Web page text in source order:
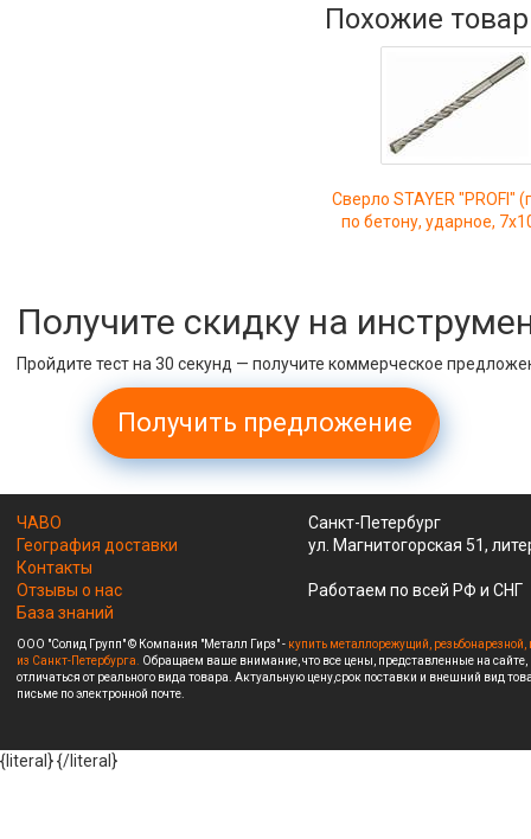
Похожие
Сверло STAYER "PROFI"
по бетону, ударное,
Получите скидку на
Пройдите тест на 30 секунд — получите коммерческое
Получить предложение
ЧАВО
География доставки
Контакты
Отзывы о нас
База знаний
Санкт-Петербург
ул. Магнитогорская 51,
Работаем по всей РФ и СНГ
ООО "Солид Групп" © Компания "Металл Гирз" - купить металлорежущий,
из Санкт-Петербурга. Обращаем ваше внимание, что все цены, представленные на
отличаться от реального вида товара. Актуальную цену,срок поставки и внешний вид
письме по электронной почте.
{literal}{/literal}